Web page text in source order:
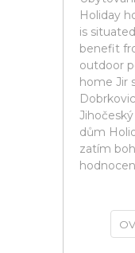
Holiday
is
benefit
outdoor
home Jir
dům
zatím